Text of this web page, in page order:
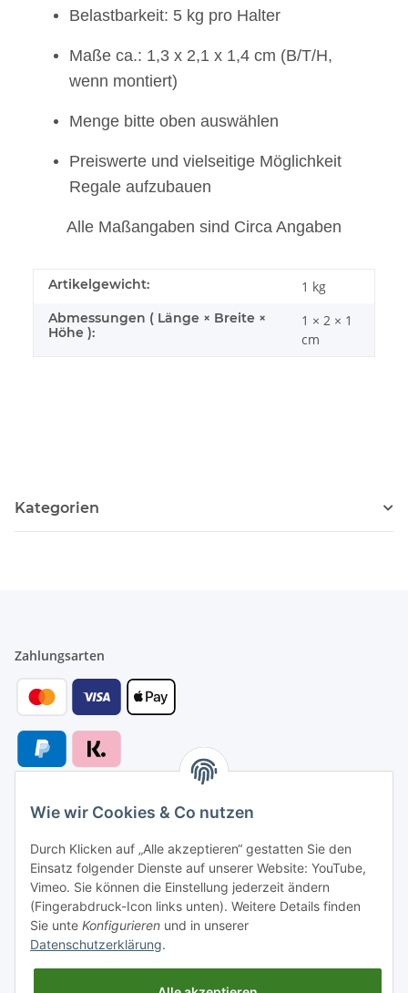
Belastbarkeit: 5 kg pro Halter
Maße ca.: 1,3 x 2,1 x 1,4 cm (B/T/H,
wenn montiert)
Menge bitte oben auswählen
Preiswerte und vielseitige Möglichkeit
Regale aufzubauen
Alle Maßangaben sind Circa Angaben
Artikelgewicht: 1 kg
Abmessungen ( Länge × Breite ×
Höhe ):
1 × 2 × 1
cm
Kategorien
Zahlungsarten
Versandarten
Versand nach
Wie wir Cookies & Co nutzen
Durch Klicken auf „Alle akzeptieren“ gestatten Sie den
Einsatz folgender Dienste auf unserer Website: YouTube,
Vimeo. Sie können die Einstellung jederzeit ändern
(Fingerabdruck-Icon links unten). Weitere Details finden
Sie unte Konfigurieren und in unserer
Datenschutzerklärung.